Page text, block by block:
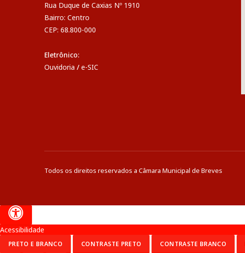
Rua Duque de Caxias Nº 1910
Bairro: Centro
CEP: 68.800-000
Eletrônico:
Ouvidoria / e-SIC
Todos os direitos reservados a Câmara Municipal de Breves
Acessibilidade
PRETO E BRANCO CONTRASTE PRETO CONTRASTE BRANCO